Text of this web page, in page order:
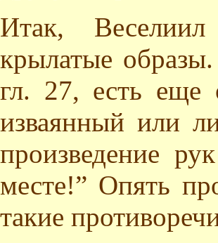
Итак, Веселиил
крылатые
гл. 27, есть еще
изваянный или
произведение
месте!” Опять
такие